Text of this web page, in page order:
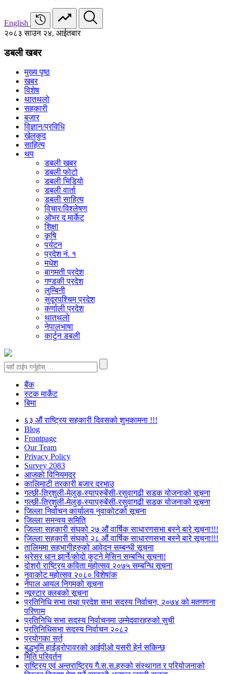
English
२०८३ साउन २४, आईतबार
डबली खबर
मुख्य पृष्ठ
खबर
विशेष
थातथलो
सहकारी
बजार
विज्ञान/प्रविधि
खेलकुद
साहित्य
थप
डबली खबर
डबली फोटो
डबली भिडियो
डबली वार्ता
डबली साहित्य
विचार/विश्‍लेषण
ओभर द मार्केट
शिक्षा
कृषि
पर्यटन
प्रदेश नं. १
मधेश
बागमती प्रदेश
गण्डकी प्रदेश
लुम्बिनी
सुदूरपश्चिम प्रदेश
कर्णाली प्रदेश
थातथलो
नेपालभाषा
कार्टुन डबली
बैंक
स्टक मार्केट
बिमा
६३ औं राष्ट्रिय सहकारी दिवसको शुभकामना !!!
Blog
Frontpage
Our Team
Privacy Policy
Survey 2083
आजकाे विनियमदर
कालिमाटी तरकारी बजार दरभाउ
गल्छी-त्रिशुली-मेलुङ-स्याप्रुबेंसी-रसुवागढी सडक योजनाको सूचना
गल्छी-त्रिशुली-मेलुङ-स्याप्रुबेंसी-रसुवागढी सडक योजनाको सूचना
जिल्ला निर्वाचन कार्यालय नुवाकोटको सूचना
जिल्ला समन्वय समिति
जिल्ला सहकारी संघको २७ औं वार्षिक साधारणसभा बस्ने बारे सूचना!!!
जिल्ला सहकारी संघको २८ औं वार्षिक साधारणसभा बस्ने बारे सूचना!!!
तालिममा सहभागीहरुको आवेदन सम्बन्धी सूचना
थ्रेसर धान झार्ने/काेदाे कुट्ने मेसिन सम्बन्धि सूचना!
दोश्रो राष्ट्रिय कविता महोत्सव २०७५ सम्बन्धि सूचना
नुवाकोट महोत्सव २०८० विशेषांक
नेपाल आयल निगमको सूचना
न्यूस्टार क्लबको सूचना
प्रतिनिधि सभा तथा प्रदेश सभा सदस्य निर्वाचन, २०७४ को मतगणना
परिणाम
प्रतिनिधि सभा सदस्य निर्वाचनमा उम्मेदवारहरुको सुची
प्रतिनिधिसभा सदस्य निर्वाचन २०८२
प्रयोगका सर्त
बुद्धभुमि हाईड्रोपावरको आईपीओ यसरी हेर्न सकिन्छ
मिति परिवर्तन
राष्ट्रिय एवं अन्तराष्ट्रिय गै.स.स.हरुको संस्थागत र परियोजनाको